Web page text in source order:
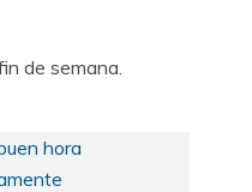
de semana.
hora